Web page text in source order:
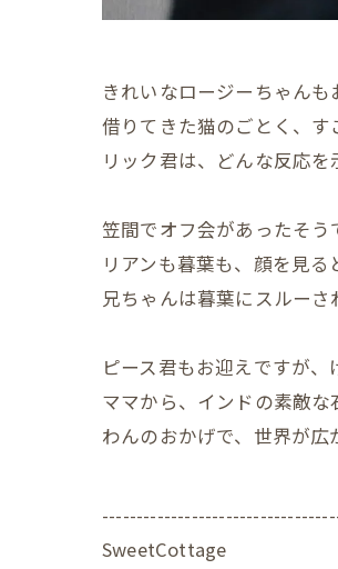
きれいなロージーちゃんも
借りてきた猫のごとく、す
リック君は、どんな反応を
笠間でオフ会があったそう
リアンも暮葉も、顔を見
兄ちゃんは暮葉にスルー
ピース君もお迎えですが
ママから、インドの素敵な
わんのおかげで、世界が広
SweetCottage